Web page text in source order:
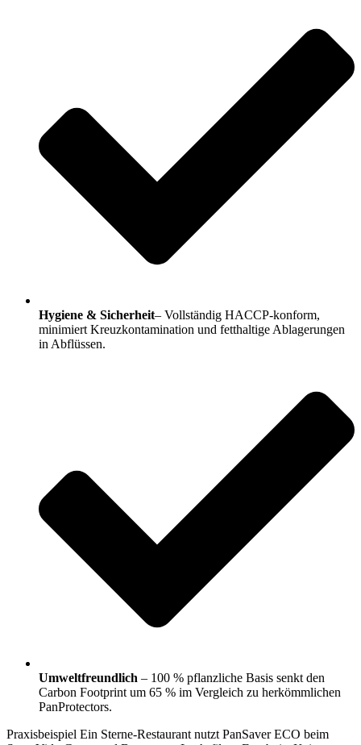
Hygiene & Sicherheit– Vollständig HACCP-konform,
minimiert Kreuzkontamination und fetthaltige Ablagerungen
in Abflüssen.
Umweltfreundlich – 100 % pflanzliche Basis senkt den
Carbon Footprint um 65 % im Vergleich zu herkömmlichen
PanProtectors.
Praxisbeispiel Ein Sterne-Restaurant nutzt PanSaver ECO beim